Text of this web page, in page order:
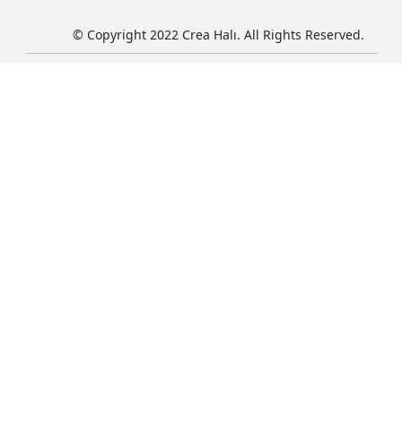
© Copyright 2022 Crea Halı. All Rights Reserved.